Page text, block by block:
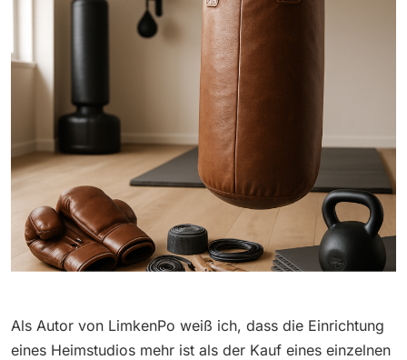
Als Autor von LimkenPo weiß ich, dass die Einrichtung
eines Heimstudios mehr ist als der Kauf eines einzelnen